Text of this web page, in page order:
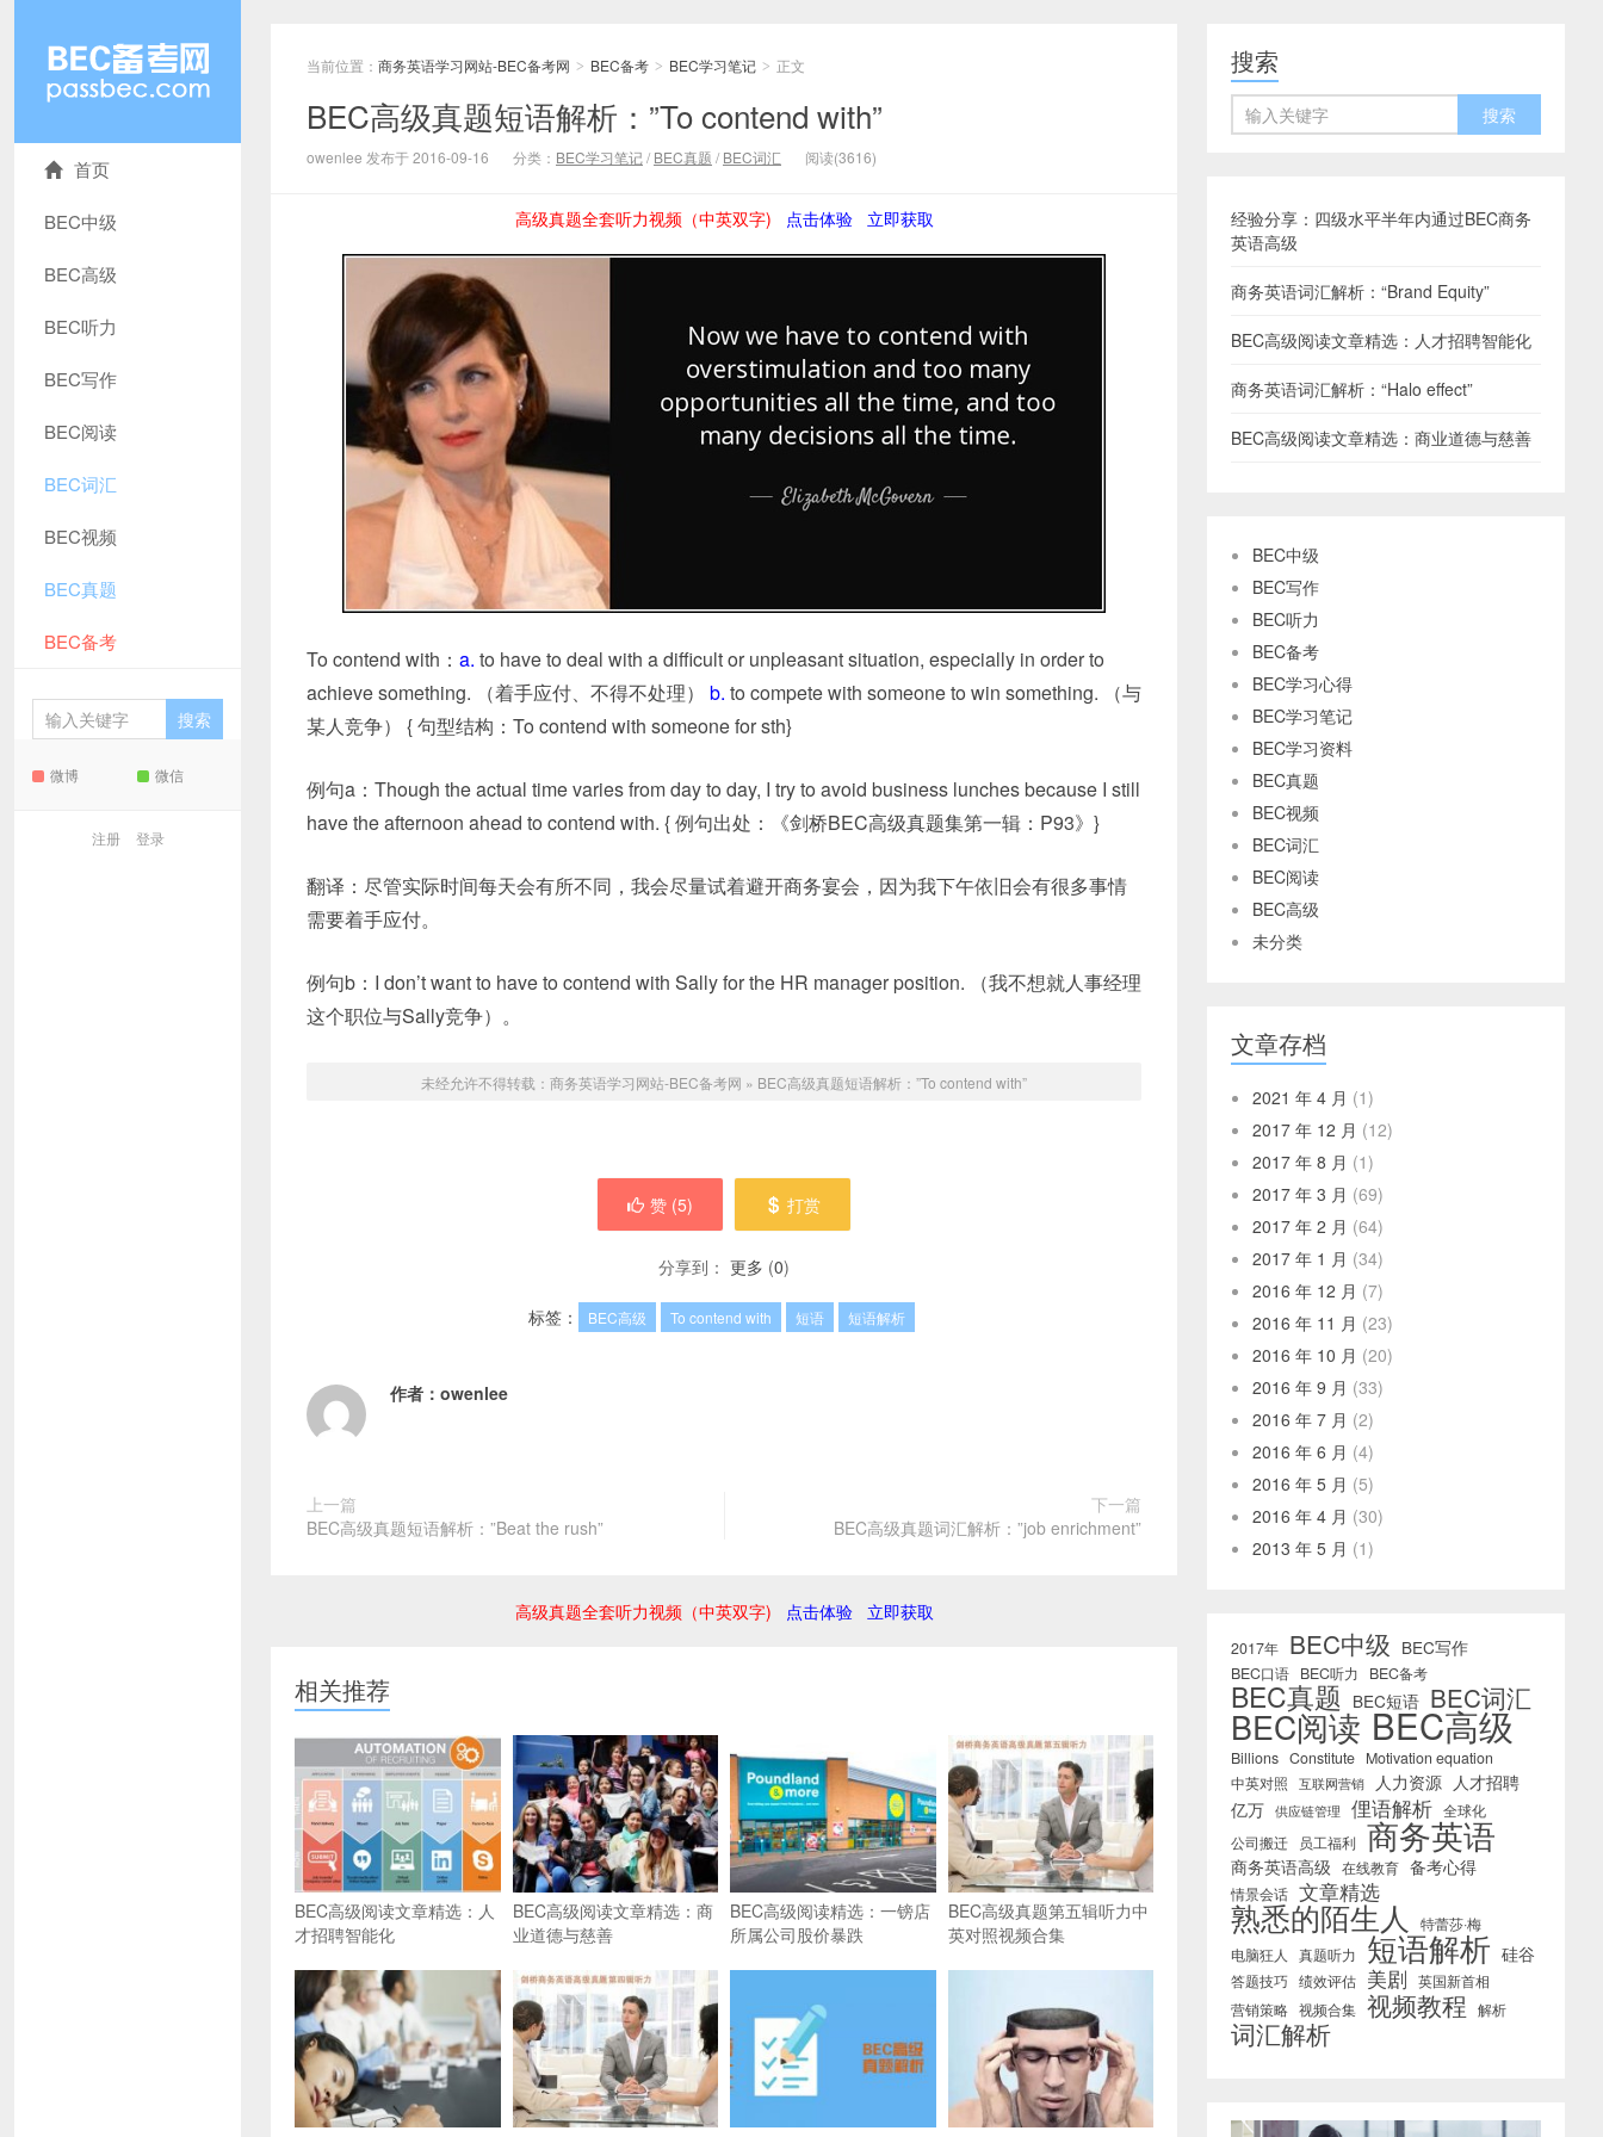
首页
BEC中级
BEC高级
BEC听力
BEC写作
BEC阅读
BEC词汇
BEC视频
BEC真题
BEC备考
微博 微信
注册 登录
当前位置： 商务英语学习网站-BEC备考网 > BEC备考 > BEC学习笔记 > 正文
BEC高级真题短语解析：”To contend with”
owenlee 发布于 2016-09-16 分类： BEC学习笔记/ BEC真题 / BEC词汇 阅读(3616)
高级真题全套听力视频（中英双字) 点击体验 立即获取
To contend with： a. to have to deal with a difficult or unpleasant situation, especially in order to
achieve something. （着手应付、不得不处理） b. to competewith someoneto win something. （与
某人竞争） { 句型结构：To contend with someone for sth}
例句a：Though the actual time varies from day to day, I try to avoid business lunches because I still
have the afternoon ahead to contend with. { 例句出处：《剑桥BEC高级真题集第一辑：P93》}
翻译：尽管实际时间每天会有所不同，我会尽量试着避开商务宴会，因为我下午依旧会有很多事情
需要着手应付。
例句b： I don’twantto haveto contend with Sallyforthe HR manager position. （我不想就人事经理
这个职位与Sally竞争）。
未经允许不得转载： 商务英语学习网站-BEC备考网 » BEC高级真题短语解析：”To contend with”
赞 (5) 打赏
分享到： 更多 (0)
标签： BEC高级 To contend with 短语 短语解析
作者： owenlee
上一篇
BEC高级真题短语解析：”Beat the rush”
下一篇
BEC高级真题词汇解析：”job enrichment”
高级真题全套听力视频（中英双字) 点击体验 立即获取
相关推荐
BEC高级阅读文章精选：人
才招聘智能化
BEC高级阅读文章精选：商
业道德与慈善
BEC高级阅读精选：一镑店
所属公司股价暴跌
BEC高级真题第五辑听力中
英对照视频合集
搜索
经验分享：四级水平半年内通过BEC商务
英语高级
商务英语词汇解析：“Brand Equity”
BEC高级阅读文章精选：人才招聘智能化
商务英语词汇解析：“Halo effect”
BEC高级阅读文章精选：商业道德与慈善
BEC中级
BEC写作
BEC听力
BEC备考
BEC学习心得
BEC学习笔记
BEC学习资料
BEC真题
BEC视频
BEC词汇
BEC阅读
BEC高级
未分类
文章存档
2021 年 4 月 (1)
2017 年 12 月 (12)
2017 年 8 月 (1)
2017 年 3 月 (69)
2017 年 2 月 (64)
2017 年 1 月 (34)
2016 年 12 月 (7)
2016 年 11 月 (23)
2016 年 10 月 (20)
2016 年 9 月 (33)
2016 年 7 月 (2)
2016 年 6 月 (4)
2016 年 5 月 (5)
2016 年 4 月 (30)
2013 年 5 月 (1)
2017年 BEC中级 BEC写作
BEC口语 BEC听力 BEC备考
BEC真题 BEC短语 BEC词汇
BEC阅读 BEC高级
Billions Constitute Motivation equation
中英对照
互联网营销 人力资源 人才招聘
亿万 供应链管理 俚语解析 全球化
公司搬迁
员工福利 商务英语
商务英语高级 在线教育 备考心得
情景会话 文章精选
熟悉的陌生人
特蕾莎·梅
电脑狂人
真题听力 短语解析 硅谷
答题技巧 绩效评估 美剧 英国新首相
营销策略 视频合集 视频教程 解析
词汇解析